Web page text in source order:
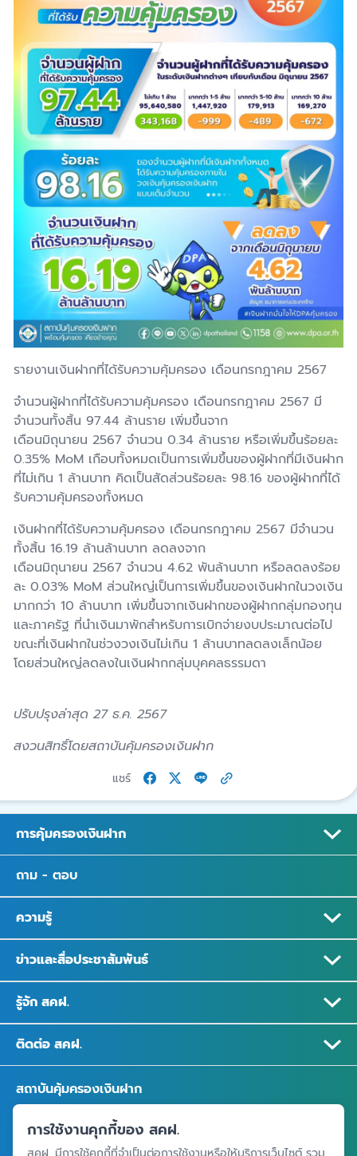
รายงานเงินฝากที่ได้รับความคุ้มครอง เดือนกรกฎาคม 2567
จำนวนผู้ฝากที่ได้รับความคุ้มครอง เดือนกรกฎาคม 2567 มี
จำนวนทั้งสิ้น 97.44 ล้านราย เพิ่มขึ้นจาก
เดือนมิถุนายน 2567 จำนวน 0.34 ล้านราย หรือเพิ่มขึ้นร้อยละ
0.35% MoM เกือบทั้งหมดเป็นการเพิ่มขึ้นของผู้ฝากที่มีเงินฝาก
ที่ไม่เกิน 1 ล้านบาท คิดเป็นสัดส่วนร้อยละ 98.16 ของผู้ฝากที่ได้
รับความคุ้มครองทั้งหมด
เงินฝากที่ได้รับความคุ้มครอง เดือนกรกฎาคม 2567 มีจำนวน
ทั้งสิ้น 16.19 ล้านล้านบาท ลดลงจาก
เดือนมิถุนายน 2567 จำนวน 4.62 พันล้านบาท หรือลดลงร้อย
ละ 0.03% MoM ส่วนใหญ่เป็นการเพิ่มขึ้นของเงินฝากในวงเงิน
มากกว่า 10 ล้านบาท เพิ่มขึ้นจากเงินฝากของผู้ฝากกลุ่มกองทุน
และภาครัฐ ที่นำเงินมาพักสำหรับการเบิกจ่ายงบประมาณต่อไป
ขณะที่เงินฝากในช่วงวงเงินไม่เกิน 1 ล้านบาทลดลงเล็กน้อย
โดยส่วนใหญ่ลดลงในเงินฝากกลุ่มบุคคลธรรมดา
ปรับปรุงล่าสุด 27 ธ.ค. 2567
สงวนสิทธิ์โดยสถาบันคุ้มครองเงินฝาก
แชร์
การคุ้มครองเงินฝาก
ถาม - ตอบ
ความรู้
ข่าวและสื่อประชาสัมพันธ์
รู้จัก สคฝ.
ติดต่อ สคฝ.
สถาบันคุ้มครองเงินฝาก
อาคารเอสเจ อินฟินิท วัน บิสซิเนสคอมเพล็กซ์ ชั้น 25 - 27 เลขที่ 349
ถนนวิภาวดีรังสิต แขวงจอมพล เขตจตุจักร กรุงเทพฯ 10900
การใช้งานคุกกี้ของ สคฝ.